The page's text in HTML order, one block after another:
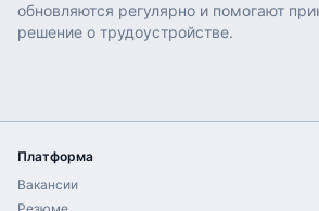
обновляются регулярно и помогают
решение о трудоустройстве.
Платформа
Вакансии